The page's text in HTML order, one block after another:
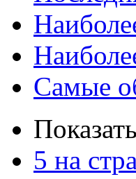
Самые
5 на